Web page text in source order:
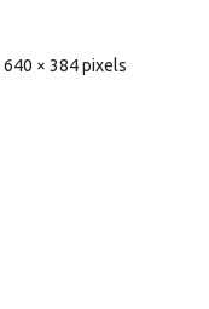
640 × 384pixels